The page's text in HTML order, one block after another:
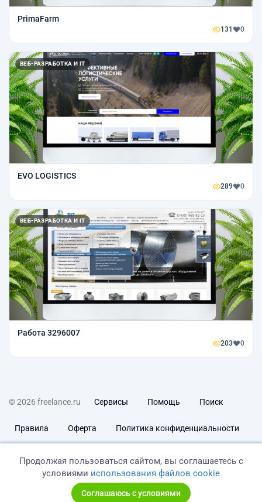
PrimaFarm
131 0
ВЕБ-РАЗРАБОТКА И IT
EVO LOGISTICS
289 0
ВЕБ-РАЗРАБОТКА И IT
Работа 3296007
203 0
© 2026 freelance.ru Сервисы Помощь Поиск
Правила Оферта Политика конфиденциальности
Продолжая пользоваться сайтом, вы соглашаетесь с
условиями использования файлов cookie
Соглашаюсь с условиями